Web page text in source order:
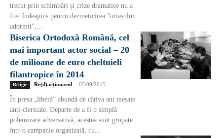
trecut prin schimbări și crize dramatice nu a
fost îndeajuns pentru dezmeticirea ”uriașului
adormit”,...
Biserica Ortodoxă Română, cel
mai important actor social – 20
de milioane de euro cheltuieli
filantropice în 2014
Religie Re(d)acționarul - 05/09/2015
În presa „liberă” abundă de câțiva ani mesaje
anti-clericale. Departe de a fi o simplă
polemizare adversativă, acestea sunt grupate
într-o campanie organizată, cu...